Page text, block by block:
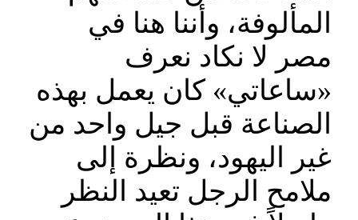
المألوفة، وأننا هنا في
مصر لا نكاد نعرف
«ساعاتي» كان يعمل بهذه
الصناعة قبل جيل واحد من
غير اليهود، ونظرة إلى
ملامح الرجل تعيد النظر